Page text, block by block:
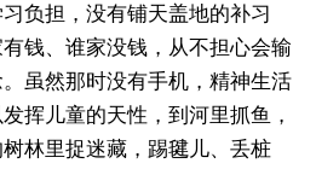
负担，没有铺天盖地的补习
钱、谁家没钱，从不担心会输
虽然那时没有手机，精神生活
挥儿童的天性，到河里抓鱼，
林里捉迷藏，踢毽儿、丢桩